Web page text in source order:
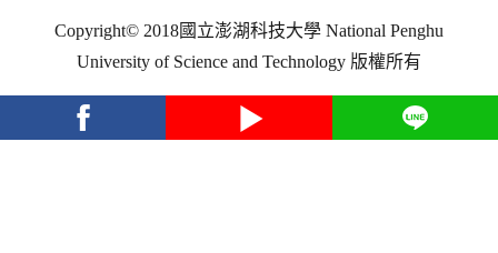
Copyright© 2018國立澎湖科技大學 National Penghu
University of Science and Technology 版權所有